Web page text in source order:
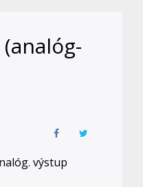
výstup